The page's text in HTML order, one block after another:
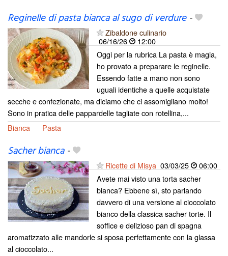
Reginelle di pasta bianca al sugo di verdure-
Zibaldone culinario
06/16/26
12:00
Oggi per la rubrica La pasta è magia,
ho provato a preparare le reginelle.
Essendo fatte a mano non sono
uguali identiche a quelle acquistate
secche e confezionate, ma diciamo che ci assomigliano molto!
Sono in pratica delle pappardelle tagliate con rotellina,...
Bianca
Pasta
Sacher bianca-
Ricette di Misya 03/03/25
06:00
Avete mai visto una torta sacher
bianca? Ebbene sì, sto parlando
davvero di una versione al cioccolato
bianco della classica sacher torte. Il
soffice e delizioso pan di spagna
aromatizzato alle mandorle si sposa perfettamente con la glassa
al cioccolato...